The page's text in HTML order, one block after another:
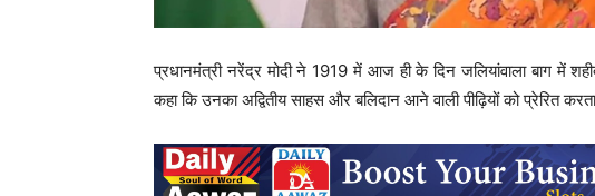
प्रधानमंत्री नरेंद्र मोदी ने 1919 में आज ही के दिन जलियांवाला बाग में
कहा कि उनका अद्वितीय साहस और बलिदान आने वाली पीढ़ियों को प्रेरित